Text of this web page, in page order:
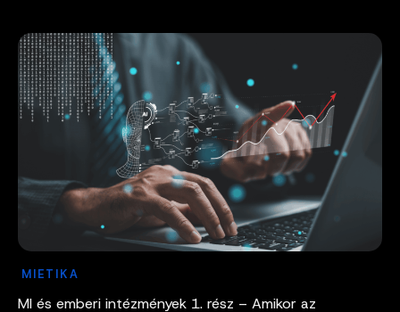
MIETIKA
MI és emberi intézmények 1. rész – Amikor az